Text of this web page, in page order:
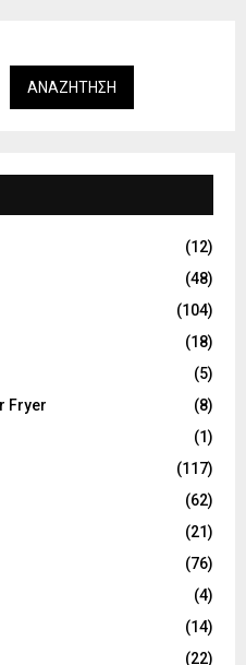
ΑΝΑΖΉΤΗΣΗ
(12)
(48)
(104)
(18)
(5)
Fryer
(8)
(1)
(117)
(62)
(21)
(76)
(4)
(14)
(22)